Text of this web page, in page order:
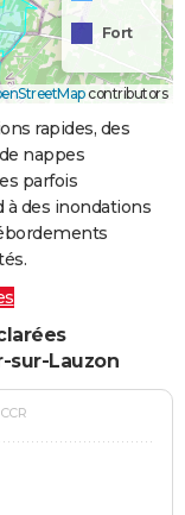
Fort
contributors
rapides, des
nappes
parfois
des inondations
sur-Lauzon